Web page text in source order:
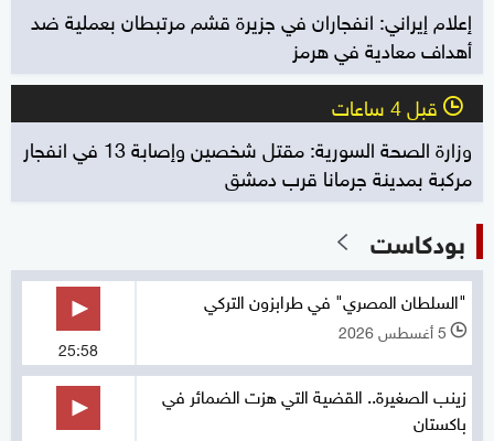
إعلام إيراني: انفجاران في جزيرة قشم مرتبطان بعملية ضد
أهداف معادية في هرمز
l قبل 4 ساعات
وزارة الصحة السورية: مقتل شخصين وإصابة 13 في انفجار
مركبة بمدينة جرمانا قرب دمشق
بودكاست
"السلطان المصري" في طرابزون التركي
l 5 أغسطس 2026
25:58
زينب الصغيرة.. القضية التي هزت الضمائر في
باكستان